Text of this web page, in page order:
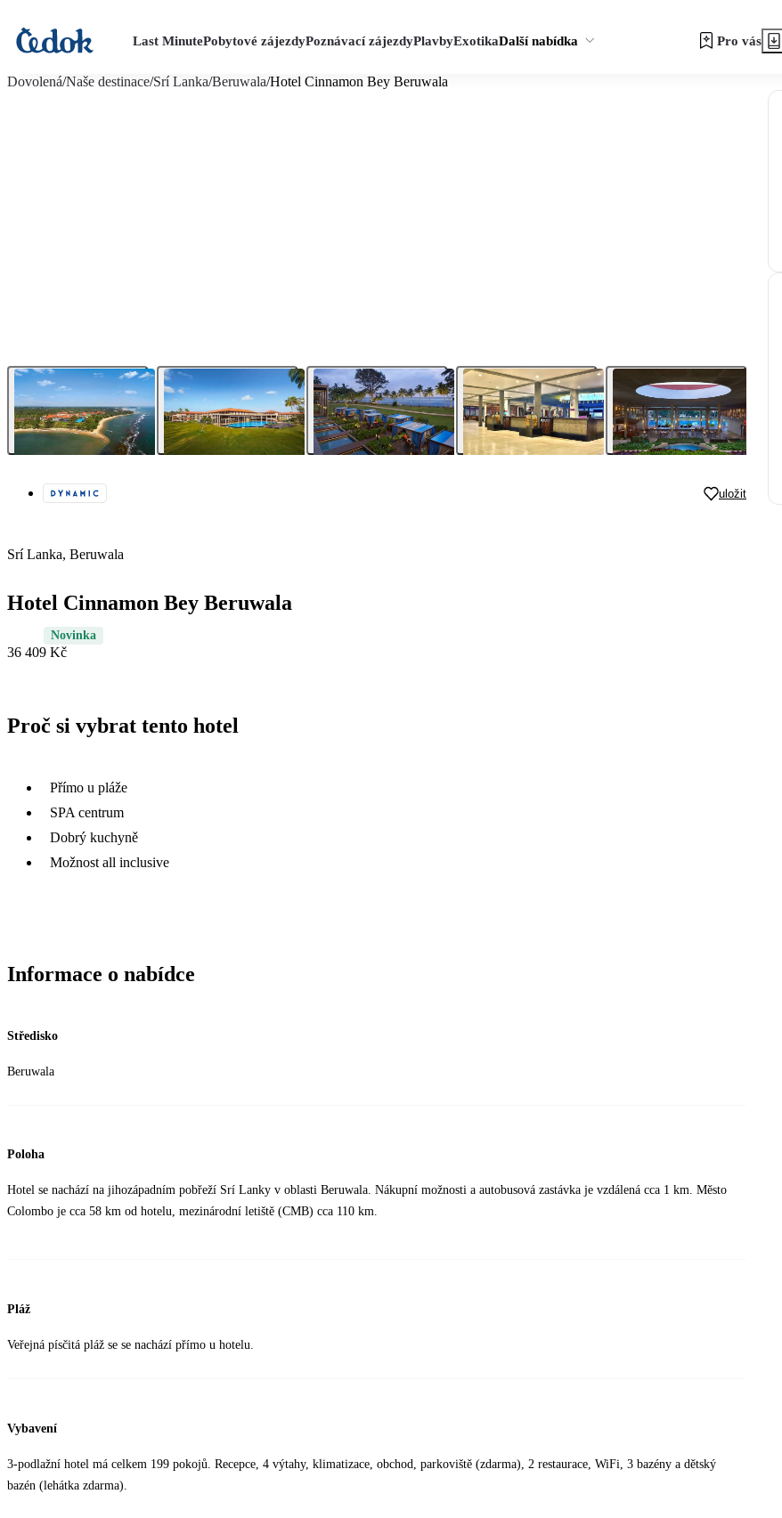
Last MinutePobytové zájezdyPoznávací zájezdyPlavbyExotikaDalší nabídka Pro vás
Dovolená/Naše destinace/Srí Lanka/Beruwala/Hotel Cinnamon Bey Beruwala
uložit
Srí Lanka, Beruwala
Hotel Cinnamon Bey Beruwala
Novinka
36 409 Kč
Proč si vybrat tento hotel
Přímo u pláže
SPA centrum
Dobrý kuchyně
Možnost all inclusive
Informace o nabídce
Středisko
Beruwala
Poloha
Hotel se nachází na jihozápadním pobřeží Srí Lanky v oblasti Beruwala. Nákupní možnosti a autobusová zastávka je vzdálená cca 1 km. Město
Colombo je cca 58 km od hotelu, mezinárodní letiště (CMB) cca 110 km.
Pláž
Veřejná písčitá pláž se se nachází přímo u hotelu.
Vybavení
3-podlažní hotel má celkem 199 pokojů. Recepce, 4 výtahy, klimatizace, obchod, parkoviště (zdarma), 2 restaurace, WiFi, 3 bazény a dětský
bazén (lehátka zdarma).